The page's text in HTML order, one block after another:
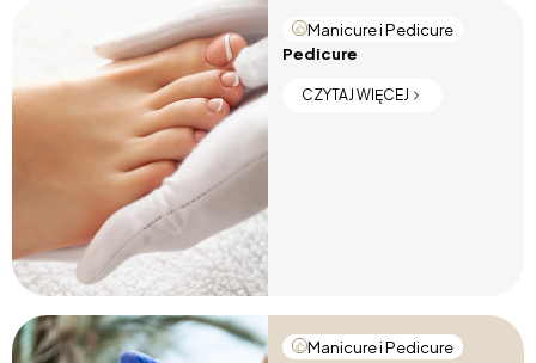
Manicure i Pedicure
Pedicure
CZYTAJ WIĘCEJ
Manicure i Pedicure